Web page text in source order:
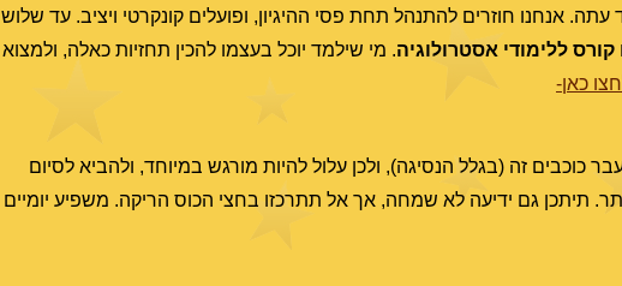
חוזרים להתנהל תחת פסי ההיגיון, ופועלים קונקרטי ויציב. עד שלוש
קורס ללימודי אסטרולוגיה. מי שילמד יוכל בעצמו להכין תחזיות כאלה, ולמצוא
כאן-
כוכבים זה (בגלל הנסיגה), ולכן עלול להיות מורגש במיוחד, ולהביא לסיום
תיתכן גם ידיעה לא שמחה, אך אל תתרכזו בחצי הכוס הריקה. משפיע יומיים